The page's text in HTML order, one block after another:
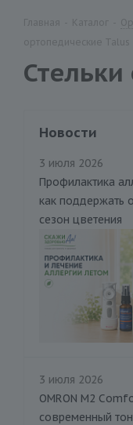
Новости
3 июля 2026
Профилактика
как поддержать
сезон цветения
3 июля 2026
OMRON M2
современный